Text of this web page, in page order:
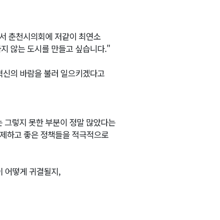
춘천시의회에 저같이 최연소
않는 도시를 만들고 싶습니다."
의 바람을 불러 일으키겠다고
렇지 못한 부분이 정말 많았다는
하고 좋은 정책들을 적극적으로
어떻게 귀결될지,